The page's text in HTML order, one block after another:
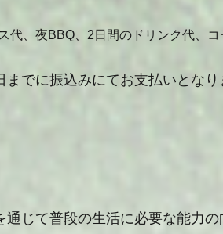
代、夜BBQ、2日間の ドリンク代、コ
でに振込みにてお支払いとな
通じて普段の生活に必要な能力